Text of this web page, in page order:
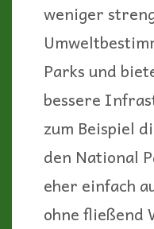
weniger
Parks und
bessere
zum Beispiel
den National
eher einfach
ohne fließend